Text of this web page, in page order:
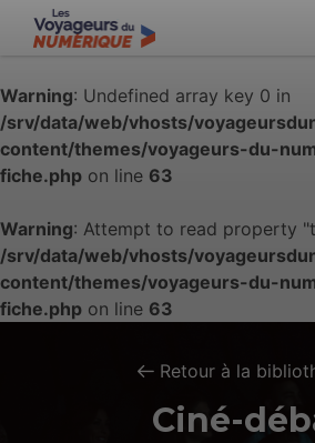
Warning: Undefined array key 0 in
/srv/data/web/vhosts/
content/themes/voyageurs-du-
fiche.php on line 63
Warning: Attempt to read property
/srv/data/web/vhosts/
content/themes/voyageurs-du-
fiche.php on line 63
Retour à la
Ciné-